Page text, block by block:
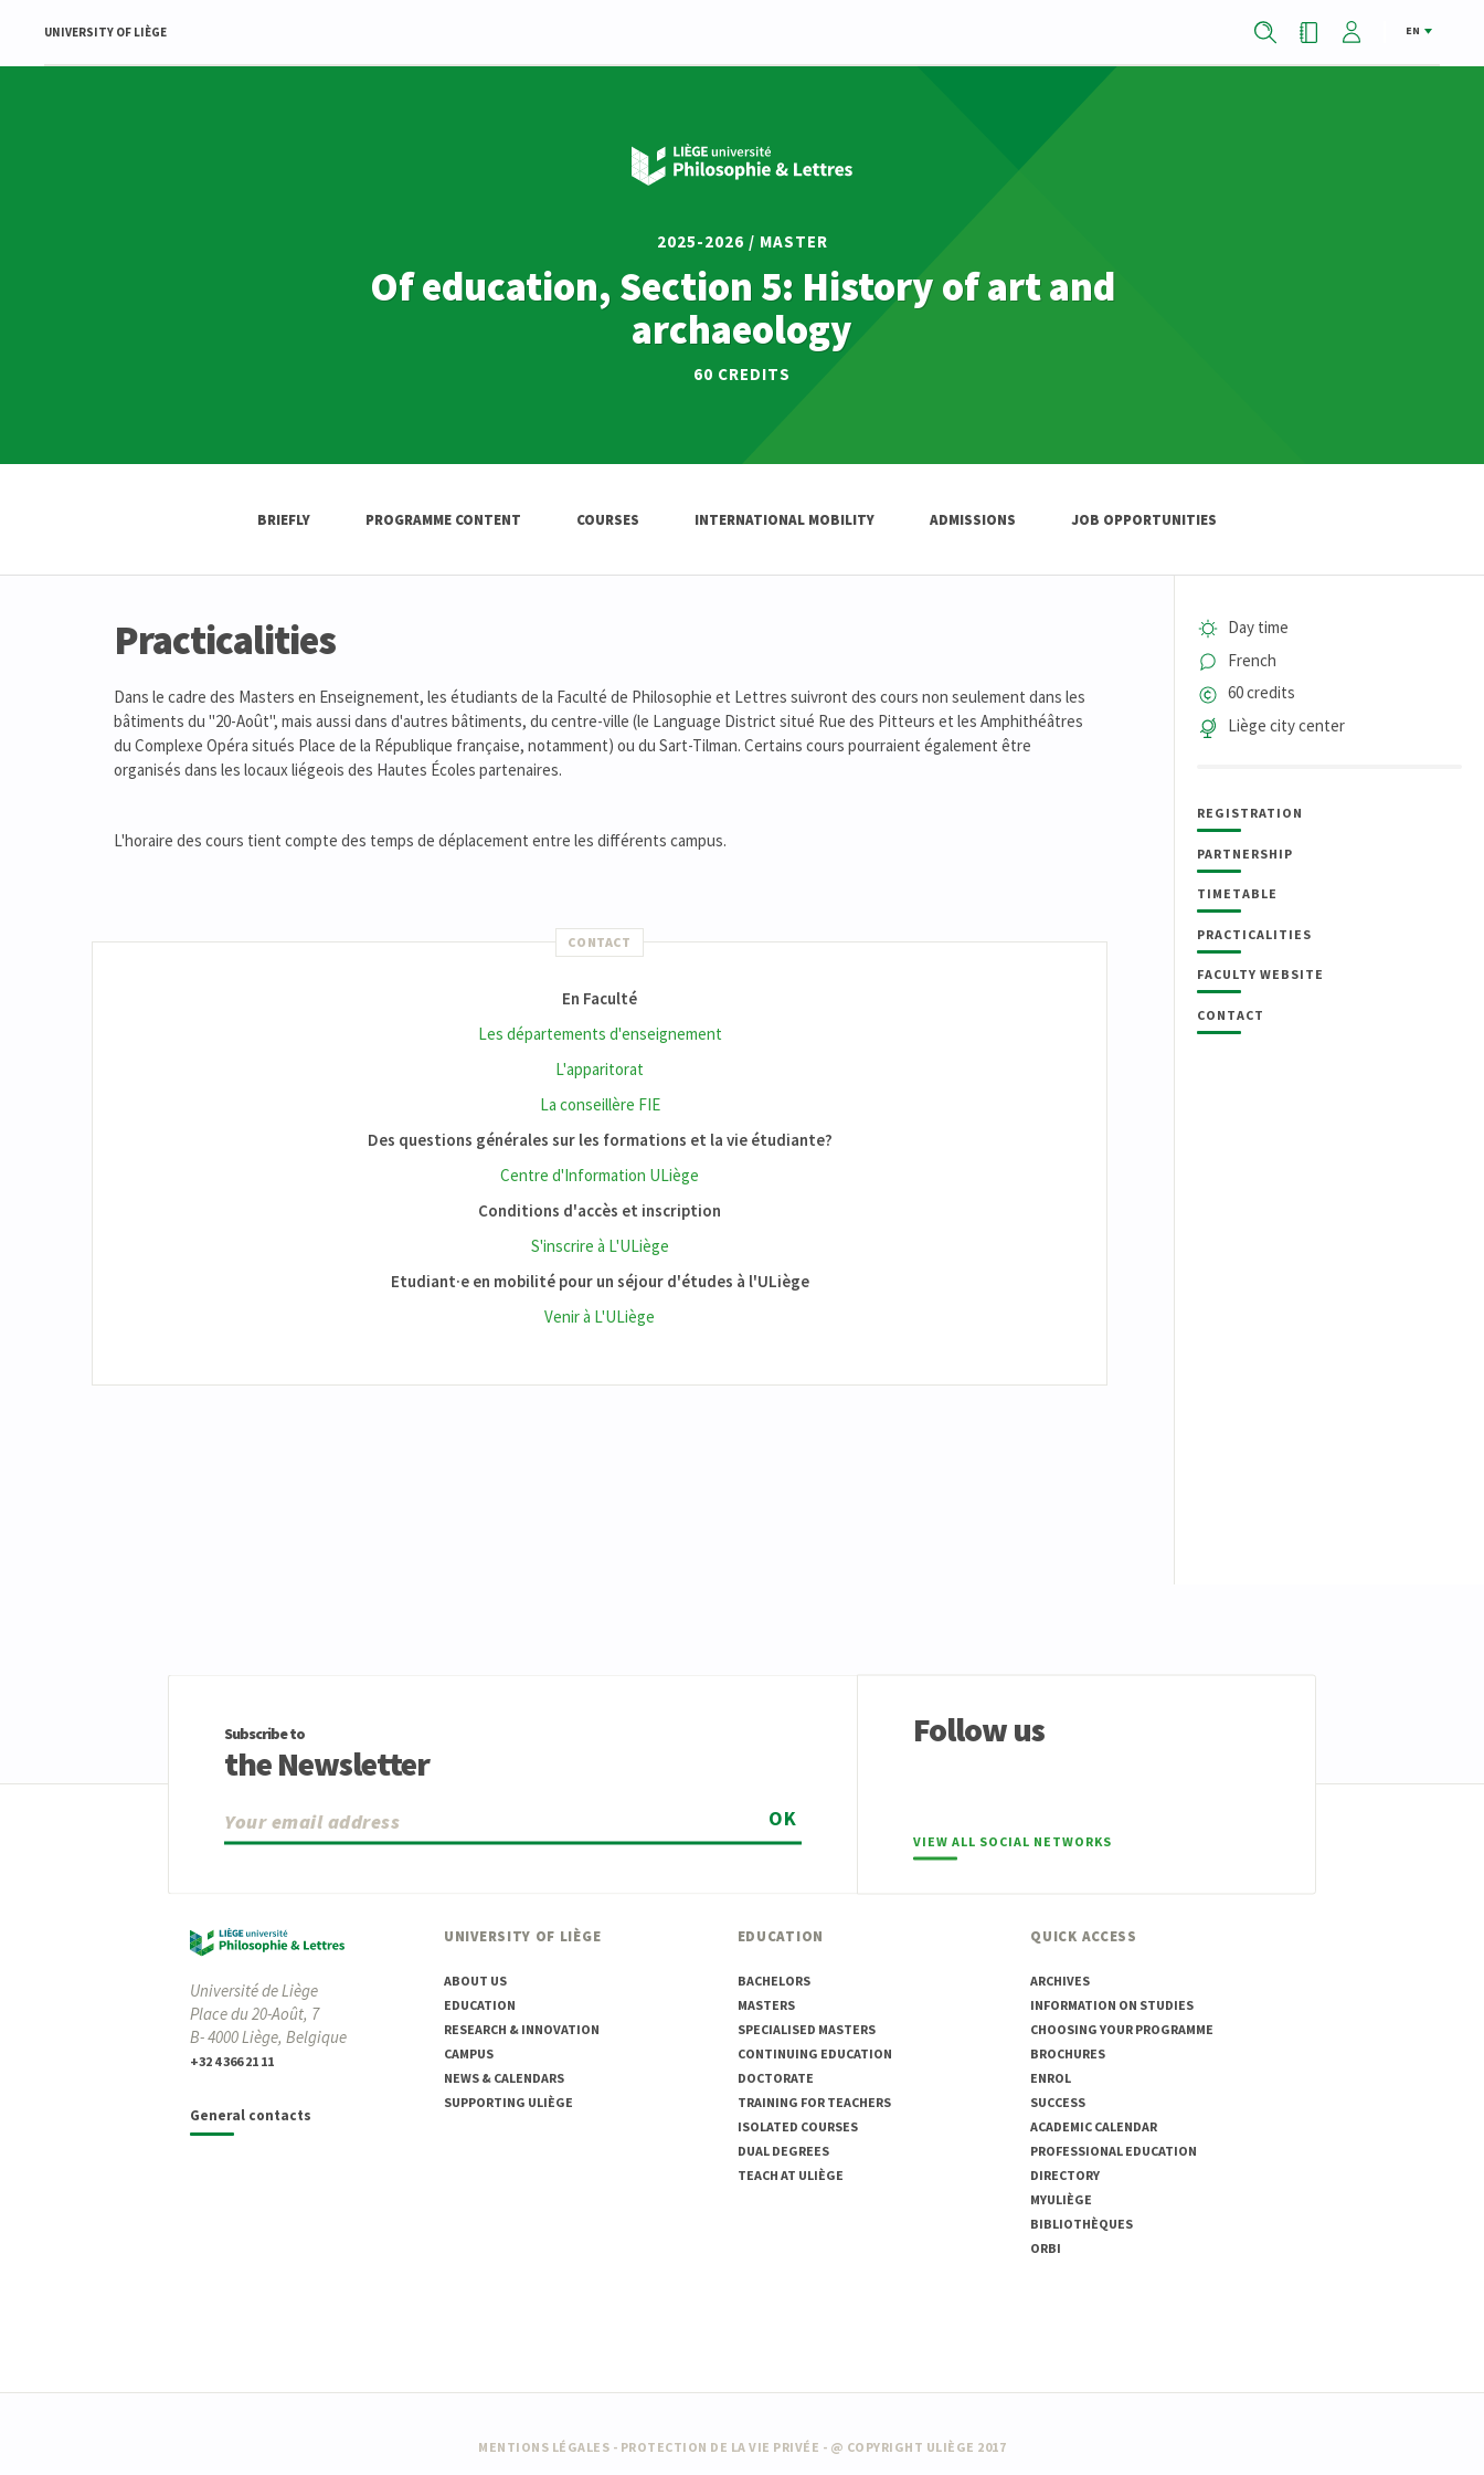
UNIVERSITY OF LIÈGE EN
2025-2026 / MASTER
Of education, Section 5: History of art and
archaeology
60 CREDITS
BRIEFLY PROGRAMME CONTENT COURSES INTERNATIONAL MOBILITY ADMISSIONS JOB OPPORTUNITIES
Day time
French
60 credits
Liège city center
REGISTRATION
PARTNERSHIP
TIMETABLE
PRACTICALITIES
FACULTY WEBSITE
CONTACT
Practicalities
Dans le cadre des Masters en Enseignement, les étudiants de la Faculté de Philosophie et Lettres suivront des cours non seulement dans les
bâtiments du "20-Août", mais aussi dans d'autres bâtiments, du centre-ville (le Language District situé Rue des Pitteurs et les Amphithéâtres
du Complexe Opéra situés Place de la République française, notamment) ou du Sart-Tilman. Certains cours pourraient également être
organisés dans les locaux liégeois des Hautes Écoles partenaires.
L'horaire des cours tient compte des temps de déplacement entre les différents campus.
CONTACT
En Faculté
Les départements d'enseignement
L'apparitorat
La conseillère FIE
Des questions générales sur les formations et la vie étudiante?
Centre d'Information ULiège
Conditions d'accès et inscription
S'inscrire à L'ULiège
Etudiant·e en mobilité pour un séjour d'études à l'ULiège
Venir à L'ULiège
Subscribe to
the Newsletter
OK
Follow us
VIEW ALL SOCIAL NETWORKS
Université de Liège
Place du 20-Août, 7
B- 4000 Liège, Belgique
+32 4 366 21 11
General contacts
UNIVERSITY OF LIÈGE
ABOUT US
EDUCATION
RESEARCH & INNOVATION
CAMPUS
NEWS & CALENDARS
SUPPORTING ULIÈGE
EDUCATION
BACHELORS
MASTERS
SPECIALISED MASTERS
CONTINUING EDUCATION
DOCTORATE
TRAINING FOR TEACHERS
ISOLATED COURSES
DUAL DEGREES
TEACH AT ULIÈGE
QUICK ACCESS
ARCHIVES
INFORMATION ON STUDIES
CHOOSING YOUR PROGRAMME
BROCHURES
ENROL
SUCCESS
ACADEMIC CALENDAR
PROFESSIONAL EDUCATION
DIRECTORY
MYULIÈGE
BIBLIOTHÈQUES
ORBI
MENTIONS LÉGALES - PROTECTION DE LA VIE PRIVÉE - @ COPYRIGHT ULIÈGE 2017